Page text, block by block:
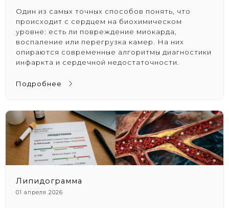
Один из самых точных способов понять, что
происходит с сердцем на биохимическом
уровне: есть ли повреждение миокарда,
воспаление или перегрузка камер. На них
опираются современные алгоритмы диагностики
инфаркта и сердечной недостаточности.
Подробнее
Липидограмма
01 апреля 2026